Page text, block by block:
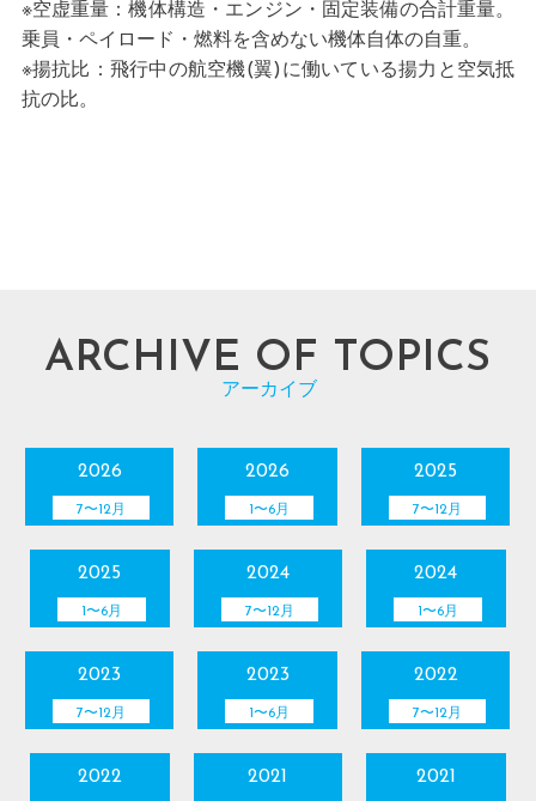
※空虚重量：機体構造・エンジン・固定装備の合計重量。
乗員・ペイロード・燃料を含めない機体自体の自重。
※揚抗比：飛行中の航空機(翼)に働いている揚力と空気抵
抗の比。
ARCHIVE OF TOPICS
アーカイブ
2026
7〜12月
2026
1〜6月
2025
7〜12月
2025
1〜6月
2024
7〜12月
2024
1〜6月
2023
7〜12月
2023
1〜6月
2022
7〜12月
2022 2021 2021